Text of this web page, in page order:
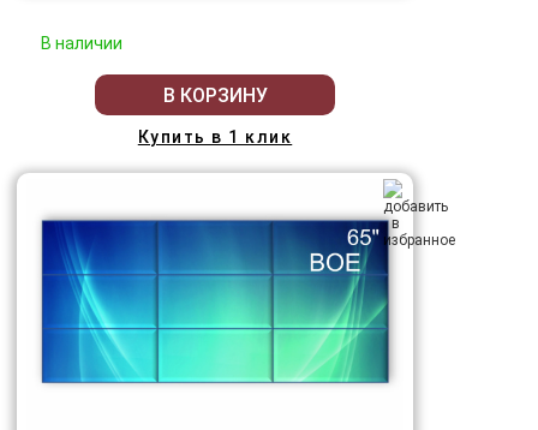
В наличии
В КОРЗИНУ
Купить в 1 клик